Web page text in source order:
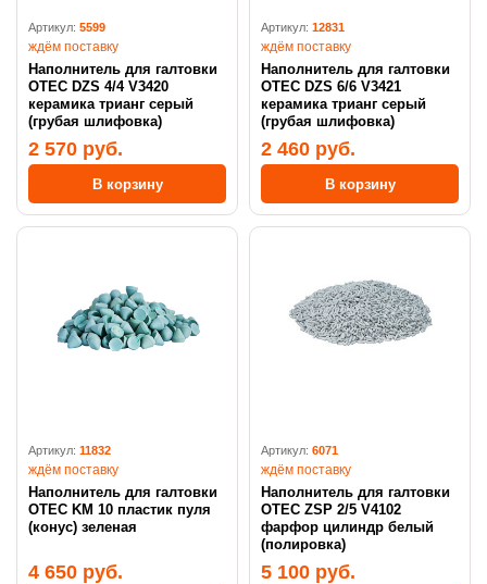
Артикул: 5599
ждём поставку
Наполнитель для галтовки
OTEC DZS 4/4 V3420
керамика трианг серый
(грубая шлифовка)
2 570 руб.
В корзину
Артикул: 12831
ждём поставку
Наполнитель для галтовки
OTEC DZS 6/6 V3421
керамика трианг серый
(грубая шлифовка)
2 460 руб.
В корзину
Артикул: 11832
ждём поставку
Наполнитель для галтовки
OTEC KM 10 пластик пуля
(конус) зеленая
4 650 руб.
Артикул: 6071
ждём поставку
Наполнитель для галтовки
OTEC ZSP 2/5 V4102
фарфор цилиндр белый
(полировка)
5 100 руб.